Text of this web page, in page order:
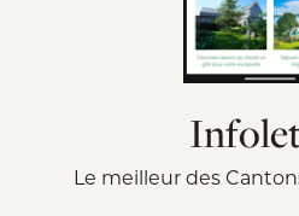
Le meilleur des